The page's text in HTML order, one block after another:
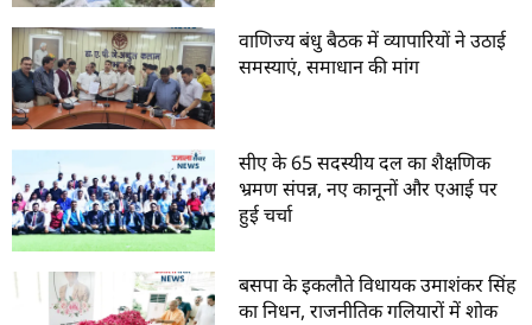
वाणिज्य बंधु बैठक में व्यापारियों ने उठाई
समस्याएं, समाधान की मांग
सीए के 65 सदस्यीय दल का शैक्षणिक
भ्रमण संपन्न, नए कानूनों और एआई पर
हुई चर्चा
बसपा के इकलौते विधायक उमाशंकर सिंह
का निधन, राजनीतिक गलियारों में शोक